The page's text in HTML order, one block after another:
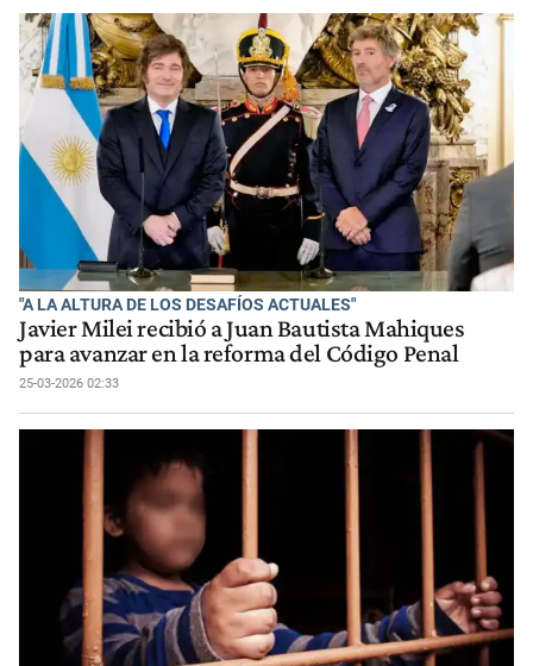
"A LA ALTURA DE LOS DESAFÍOS ACTUALES"
Javier Milei recibió a Juan Bautista Mahiques
para avanzar en la reforma del Código Penal
25-03-2026 02:33